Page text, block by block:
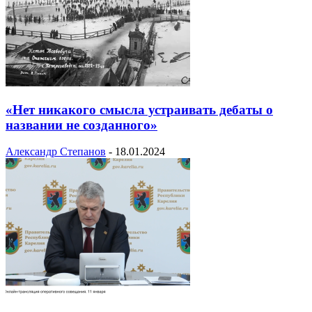
«Нет никакого смысла устраивать дебаты о
названии не созданного»
Александр Степанов - 18.01.2024